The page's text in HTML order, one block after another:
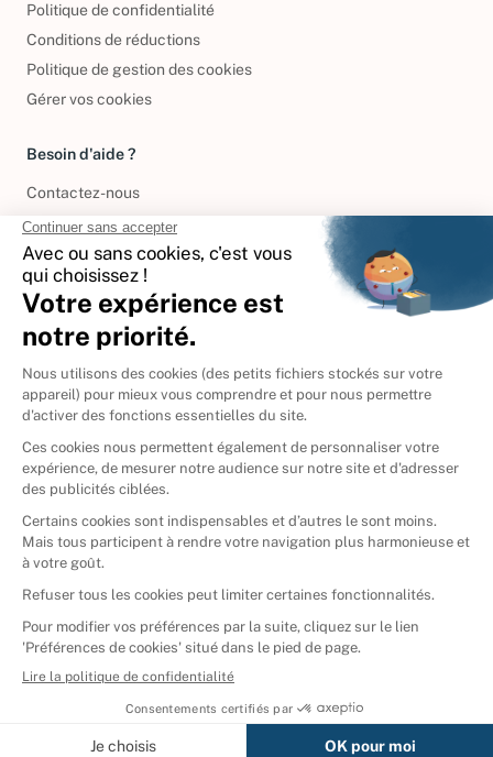
Afficher tous les résultats
Politique de confidentialité
Conditions de réductions
Politique de gestion des cookies
Gérer vos cookies
Besoin d'aide ?
Contactez-nous
International
🇪🇸Espagne
🇮🇹Italie
Donner vos livres
Ammareal © 2026